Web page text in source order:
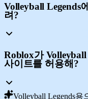
Volleyball Legends
려?
Roblox가
사이트를 허용해?
Volleyball Legends